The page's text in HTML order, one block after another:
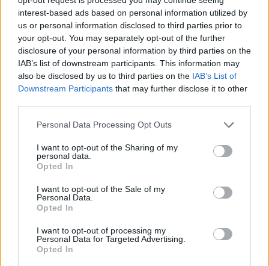
interest-based ads based on personal information utilized by
us or personal information disclosed to third parties prior to
your opt-out. You may separately opt-out of the further
disclosure of your personal information by third parties on the
IAB’s list of downstream participants. This information may
also be disclosed by us to third parties on the IAB’s List of
Downstream Participants that may further disclose it to other
Personal Data Processing Opt Outs
I want to opt-out of the Sharing of my
personal data.
Opted In
I want to opt-out of the Sale of my
Personal Data.
Opted In
I want to opt-out of processing my
Personal Data for Targeted Advertising.
Opted In
Υγείας, 08:00-20:00
71. Μεσσηνία, Μελιγαλάς, Κέντρο Υγείας,
09:00-15:00
72. Ξάνθη, Κέντρο Υγείας Ξάνθης, Isobox,
Ανδρέα Δημητρίου 1, 07:30-15:00
73. Πάρος, Νάουσα, Αίθουσα ΑΜΕΣ Νηρέα,
08:30-15:00
Δωδεκανήσου 1, 08:00-16:00
75. Πιερία, δωρεάν στο Κέντρο Υγείας
Κατερίνης, Κανελλοπούλου 1, 08:00-16:00
76. Πρέβεζα, Λιμενικό Ταμείο, Ελ. Βενιζέλου